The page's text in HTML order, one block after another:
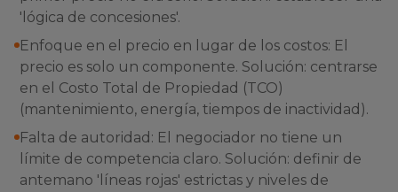
'lógica de concesiones'.
Enfoque en el precio en lugar de los costos: El
precio es solo un componente. Solución: centrarse
en el Costo Total de Propiedad (TCO)
(mantenimiento, energía, tiempos de inactividad).
Falta de autoridad: El negociador no tiene un
límite de competencia claro. Solución: definir de
antemano 'líneas rojas' estrictas y niveles de